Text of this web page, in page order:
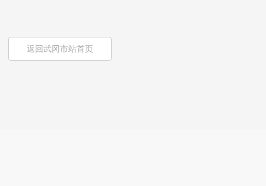
返回武冈市站首页